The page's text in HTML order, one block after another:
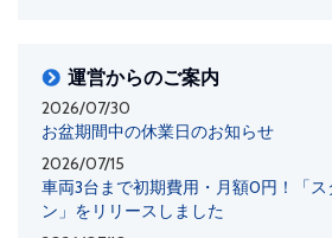
運営からのご案内
2026/07/30
お盆期間中の休業日のお知らせ
2026/07/15
車両3台まで初期費用・月額0円！「ス
ン」をリリースしました